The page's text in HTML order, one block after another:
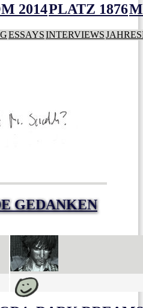
2014PLATZ 1876
ESSAYSINTERVIEWS
GEDANKEN